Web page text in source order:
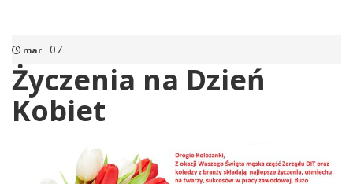
mar 07
Życzenia na Dzień
Kobiet